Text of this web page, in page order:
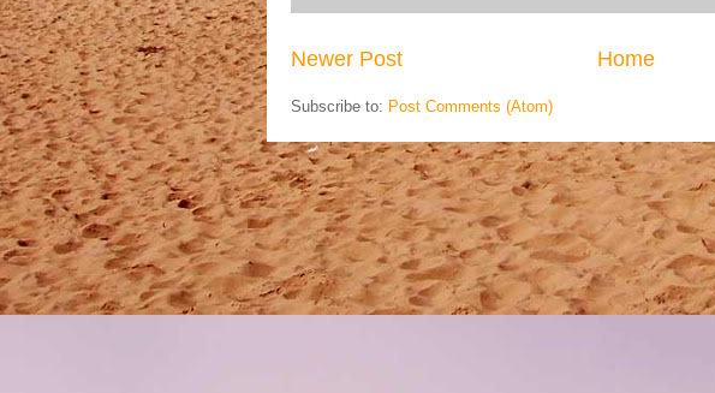
Newer Post Home
Subscribe to: Post Comments (Atom)